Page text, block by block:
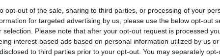
opt-out of the sale, sharing to third parties, or processing of your
for targeted advertising by us, please use the below opt-out
selection. Please note that after your opt-out request is processed
interest-based ads based on personal information utilized by us
to third parties prior to your opt-out. You may separately
C5X